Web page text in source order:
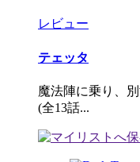
レビュー
テェッタ
魔法陣に乗り、
(全13話...